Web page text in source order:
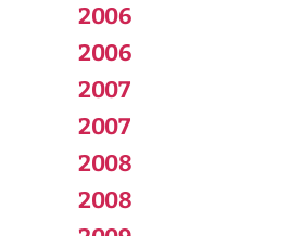
2006
2006
2007
2007
2008
2008